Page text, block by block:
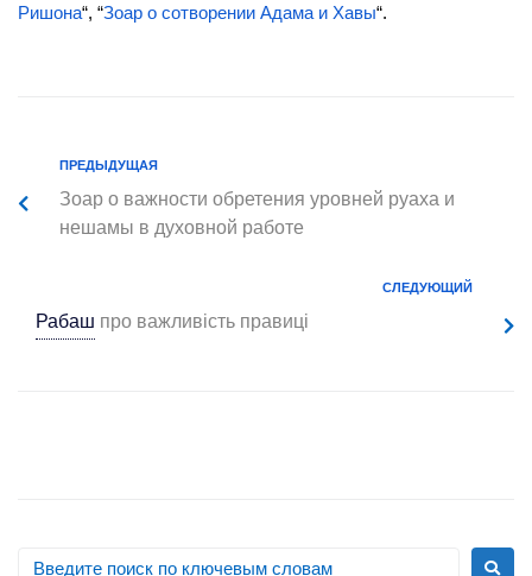
Ришона“, “Зоар о сотворении Адама и Хавы“.
ПРЕДЫДУЩАЯ
Зоар о важности обретения уровней руаха и
нешамы в духовной работе
СЛЕДУЮЩИЙ
Рабаш про важливість правиці